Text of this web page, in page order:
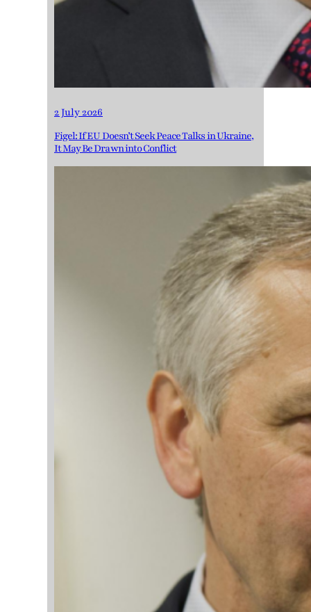
2 July 2026
Figel: If EU Doesn’t Seek Peace Talks in Ukraine,
It May Be Drawn into Conflict